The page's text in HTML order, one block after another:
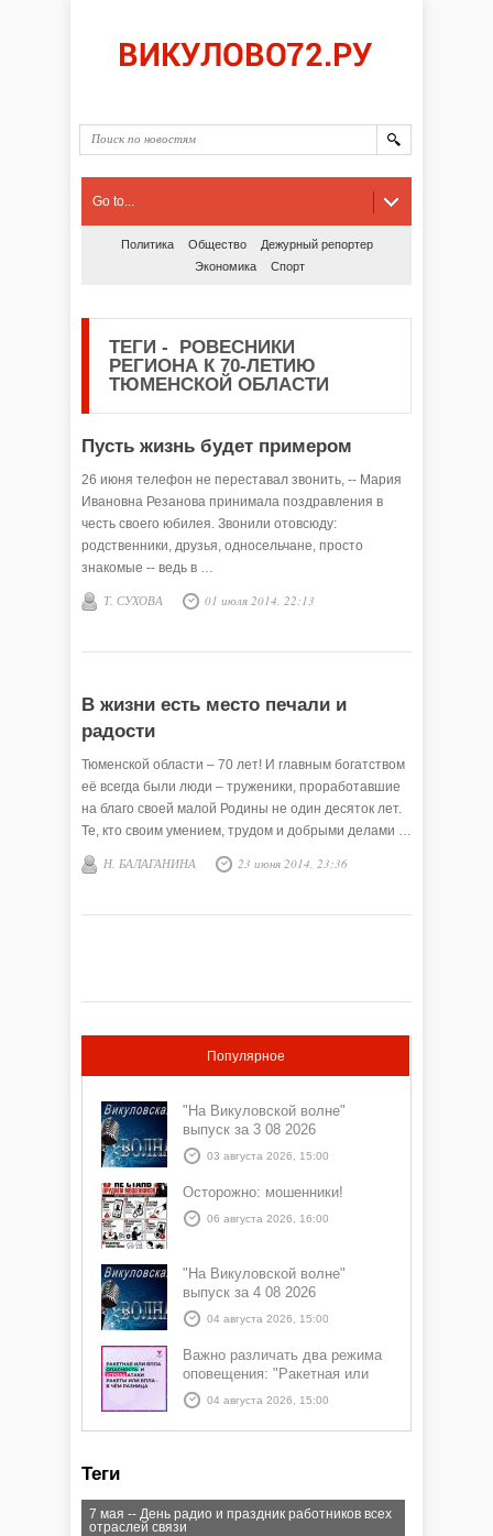
Go to...
Политика Общество
Дежурный репортер
Экономика
Спорт
ТЕГИ - РОВЕСНИКИ
РЕГИОНА К 70-ЛЕТИЮ
ТЮМЕНСКОЙ ОБЛАСТИ
Пусть жизнь будет примером
26 июня телефон не переставал звонить, -- Мария
Ивановна Резанова принимала поздравления в
честь своего юбилея. Звонили отовсюду:
родственники, друзья, односельчане, просто
знакомые -- ведь в …
Т. СУХОВА 01 июля 2014, 22:13
В жизни есть место печали и
радости
Тюменской области – 70 лет! И главным богатством
её всегда были люди – труженики, проработавшие
на благо своей малой Родины не один десяток лет.
Те, кто своим умением, трудом и добрыми делами …
Н. БАЛАГАНИНА 23 июня 2014, 23:36
Популярное
"На Викуловской волне"
выпуск за 3 08 2026
03 августа 2026, 15:00
Осторожно: мошенники!
06 августа 2026, 16:00
"На Викуловской волне"
выпуск за 4 08 2026
04 августа 2026, 15:00
Важно различать два режима
оповещения: "Ракетная или
БПЛА опасность" и "Угроза
атаки ракеты или БПЛА"
04 августа 2026, 15:00
Теги
7 мая -- День радио и праздник работников всех
отраслей связи